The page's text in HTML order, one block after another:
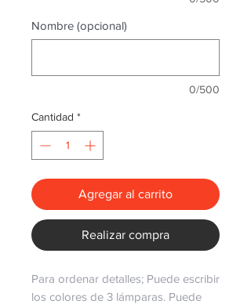
Nombre (opcional)
0/500
Cantidad *
Agregar al carrito
Realizar compra
Para ordenar detalles; Puede escribir
los colores de 3 lámparas. Puede